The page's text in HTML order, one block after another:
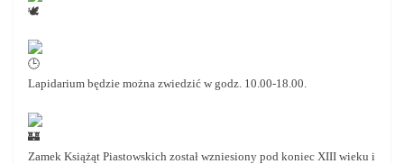
Lapidarium będzie można zwiedzić w godz. 10.00-18.00.
Zamek Książąt Piastowskich został wzniesiony pod koniec XIII wieku i